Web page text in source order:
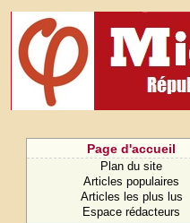
Page d'accueil
Plan du site
Articles populaires
Articles les plus lus
Espace rédacteurs